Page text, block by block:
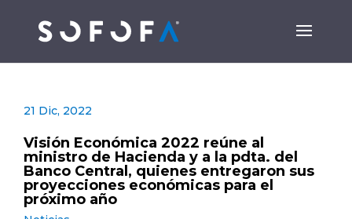
21 Dic, 2022
Visión Económica 2022 reúne al
ministro de Hacienda y a la pdta. del
Banco Central, quienes entregaron sus
proyecciones económicas para el
próximo año